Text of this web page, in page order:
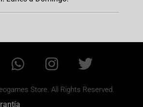
Store. All Rights Reserved.